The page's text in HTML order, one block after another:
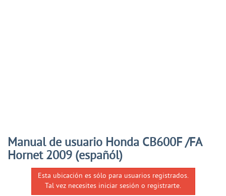
Manual de usuario Honda CB600F /FA
Hornet 2009 (españól)
Esta ubicación es sólo para usuarios registrados.
Tal vez necesites iniciar sesión o registrarte.